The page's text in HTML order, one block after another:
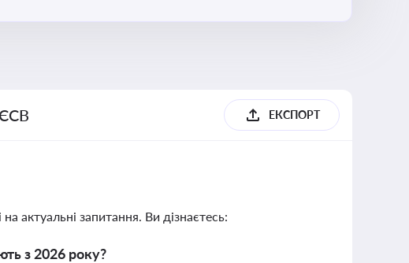
ЕКСПОРТ
актуальні запитання. Ви дізнаєтесь:
з 2026 року?